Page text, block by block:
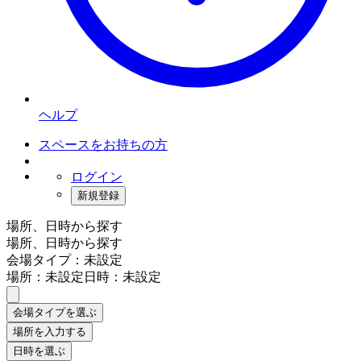
ヘルプ
スペースをお持ちの方
ログイン
新規登録
場所、日時から探す
場所、日時から探す
会場タイプ：未設定
場所：未設定日時：未設定
会場タイプを選ぶ
場所を入力する
日時を選ぶ